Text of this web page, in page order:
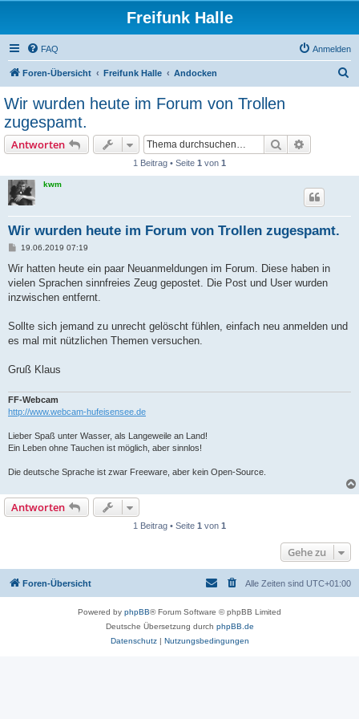
Freifunk Halle
FAQ Anmelden
Foren-Übersicht Freifunk Halle Andocken
Wir wurden heute im Forum von Trollen
zugespamt.
Antworten Suche
1 Beitrag • Seite 1 von 1
kwm
Wir wurden heute im Forum von Trollen zugespamt.
B
i
r
a
19.06.2019 07:19
Wir hatten heute ein paar Neuanmeldungen im Forum. Diese haben in
vielen Sprachen sinnfreies Zeug gepostet. Die Post und User wurden
inzwischen entfernt.
Sollte sich jemand zu unrecht gelöscht fühlen, einfach neu anmelden und
es mal mit nützlichen Themen versuchen.
Gruß Klaus
FF-Webcam
http://www.webcam-hufeisensee.de
Lieber Spaß unter Wasser, als Langeweile an Land!
Ein Leben ohne Tauchen ist möglich, aber sinnlos!
Die deutsche Sprache ist zwar Freeware, aber kein Open-Source.
Antworten
1 Beitrag • Seite 1 von 1
Gehe zu
Foren-Übersicht Alle Zeiten sind UTC+01:00
Powered by phpBB® Forum Software © phpBB Limited
Deutsche Übersetzung durch phpBB.de
Datenschutz| Nutzungsbedingungen